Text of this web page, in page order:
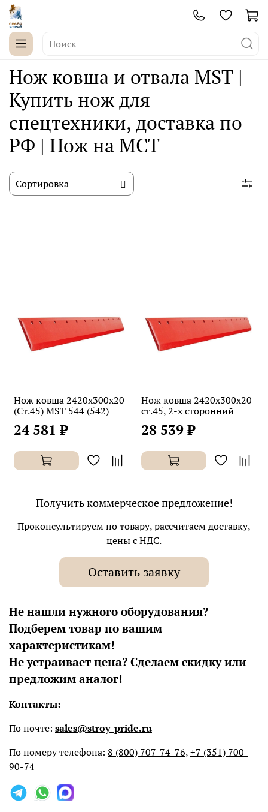
Нож ковша и отвала MST |
Купить нож для
спецтехники, доставка по
РФ | Нож на МСТ
Нож ковша 2420х300х20
(Ст.45) MST 544 (542)
24 581 ₽
Нож ковша 2420х300х20
ст.45, 2-х сторонний
28 539 ₽
Получить коммерческое предложение!
Проконсультируем по товару, рассчитаем доставку,
цены с НДС.
Оставить заявку
Не нашли нужного оборудования?
Подберем товар по вашим
характеристикам!
Не устраивает цена? Сделаем скидку или
предложим аналог!
Контакты:
По почте: sales@stroy-pride.ru
По номеру телефона: 8 (800) 707-74-76,+7 (351) 700-
90-74